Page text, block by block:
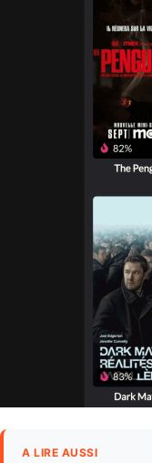
A LIRE AUSSI